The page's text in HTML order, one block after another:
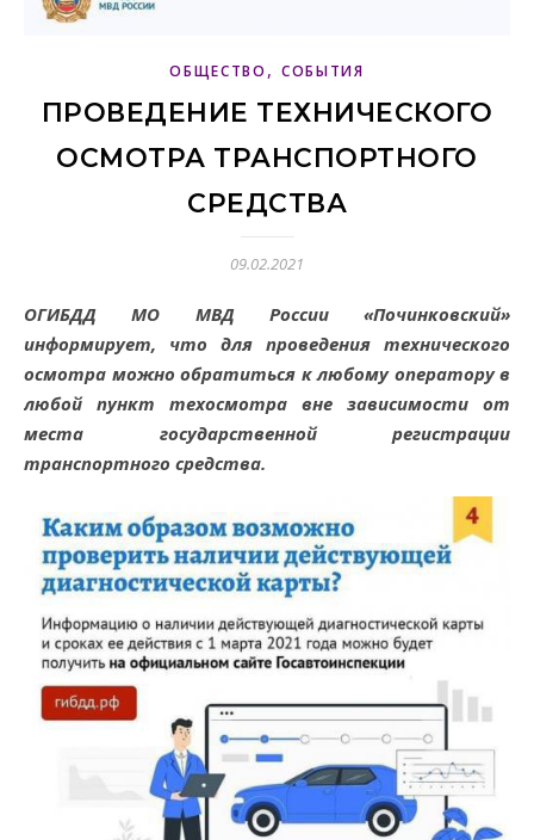
ОБЩЕСТВО , СОБЫТИЯ
ПРОВЕДЕНИЕ ТЕХНИЧЕСКОГО
ОСМОТРА ТРАНСПОРТНОГО
СРЕДСТВА
09.02.2021
ОГИБДД МО МВД России «Починковский»
информирует, что для проведения технического
осмотра можно обратиться к любому оператору в
любой пункт техосмотра вне зависимости от
места государственной регистрации
транспортного средства.